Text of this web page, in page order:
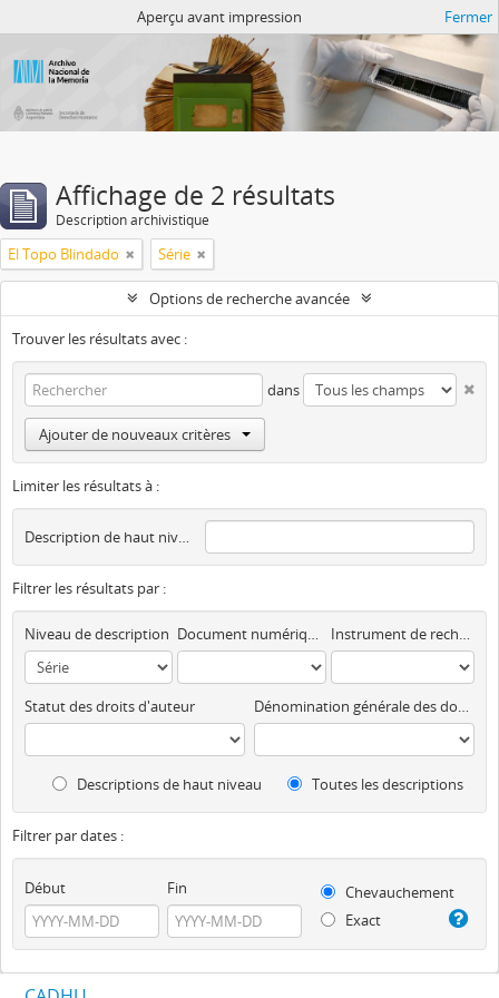
Aperçu avant impression Fermer
Affichage de 2 résultats
Description archivistique
El Topo Blindado Série
Options de recherche avancée
Trouver les résultats avec :
dans
Ajouter de nouveaux critères
Limiter les résultats à :
Description de haut niveau
Filtrer les résultats par :
Niveau de description Document numérique disponible Instrument de recherche
Statut des droits d'auteur Dénomination générale des documents
Descriptions de haut niveau Toutes les descriptions
Filtrer par dates :
Début Fin
Chevauchement
Exact